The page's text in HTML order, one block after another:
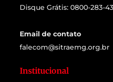
Disque Grátis: 0800-283-
Email de contato
falecom@sitraemg.org.br
Institucional